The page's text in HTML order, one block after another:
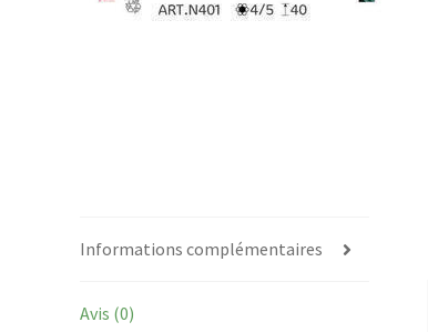
Informations complémentaires
Avis (0)